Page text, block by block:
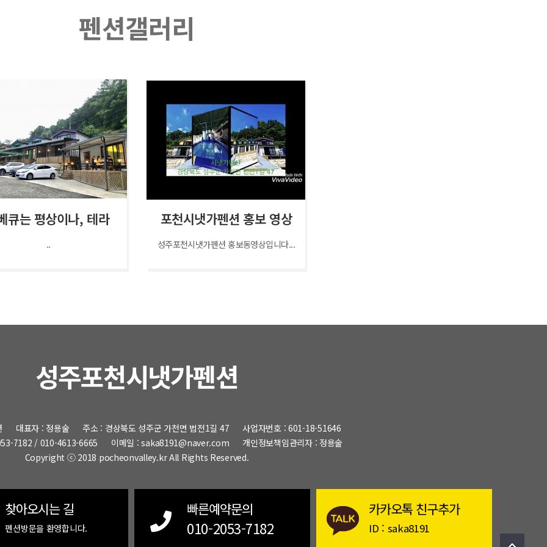
펜션갤러리
큐는 평상이나, 테라
..
포천시냇가펜션 홍보 영상
성주포천시냇가펜션 홍보동영상입니다...
성주포천시냇가펜션
대표자 : 정용술 주소 : 경상북도 성주군 가천면 법전1길 47
사업자번호 : 601-18-51646
7182 / 010-4613-6665
이메일 : saka8191@naver.com
개인정보책임관리자 : 정용술
Copyright ⓒ 2018 pocheonvalley.kr All Rights Reserved.
찾아오시는 길
펜션방문을 환영합니다.
빠른예약문의
010-2053-7182
카카오톡 친구추가
ID : saka8191